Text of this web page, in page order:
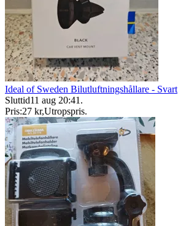
Ideal of Sweden Bilutluftningshållare - Svart
Sluttid11 aug 20:41 .
Pris:27 kr,Utropspris.